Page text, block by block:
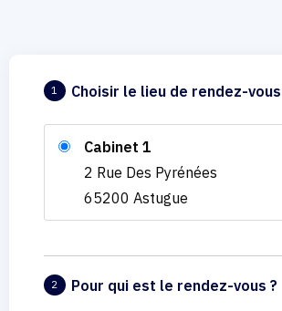
1 Choisir le lieu de rendez-vous
Cabinet 1
2 Rue Des Pyrénées
65200 Astugue
2 Pour qui est le rendez-vous ?